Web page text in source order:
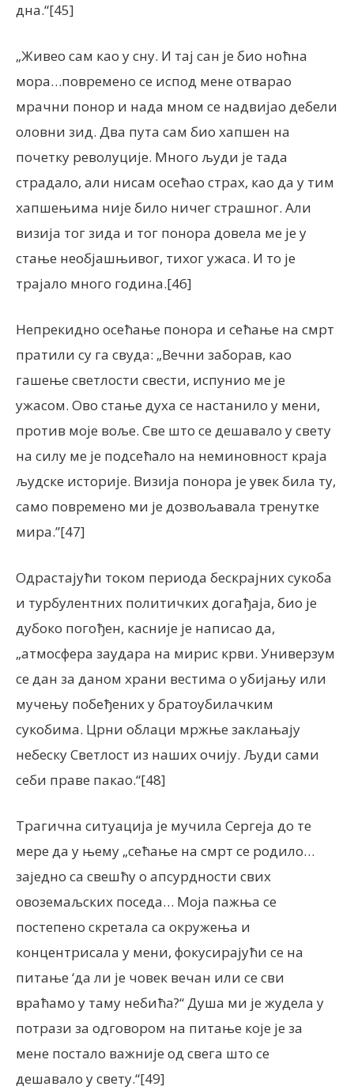
дна.“[45]
„Живео сам као у сну. И тај сан је био ноћна
мора…повремено се испод мене отварао
мрачни понор и нада мном се надвијао дебели
оловни зид. Два пута сам био хапшен на
почетку револуције. Много људи је тада
страдало, али нисам осећао страх, као да у тим
хапшењима није било ничег страшног. Али
визија тог зида и тог понора довела ме је у
стање необјашњивог, тихог ужаса. И то је
трајало много година.[46]
Непрекидно осећање понора и сећање на смрт
пратили су га свуда: „Вечни заборав, као
гашење светлости свести, испунио ме је
ужасом. Ово стање духа се настанило у мени,
против моје воље. Све што се дешавало у свету
на силу ме је подсећало на неминовност краја
људске историје. Визија понора је увек била ту,
само повремено ми је дозвољавала тренутке
мира.”[47]
Одрастајући током периода бескрајних сукоба
и турбулентних политичких догађаја, био је
дубоко погођен, касније је написао да,
„атмосфера заудара на мирис крви. Универзум
се дан за даном храни вестима о убијању или
мучењу побеђених у братоубилачким
сукобима. Црни облаци мржње заклањају
небеску Светлост из наших очију. Људи сами
себи праве пакао.“[48]
Трагична ситуација је мучила Сергеја до те
мере да у њему „сећање на смрт се родило…
заједно са свешћу о апсурдности свих
овоземаљских поседа… Моја пажња се
постепено скретала са окружења и
концентрисала у мени, фокусирајући се на
питање ‘да ли је човек вечан или се сви
враћамо у таму небића?“ Душа ми је жудела у
потрази за одговором на питање које је за
мене постало важније од свега што се
дешавало у свету.“[49]